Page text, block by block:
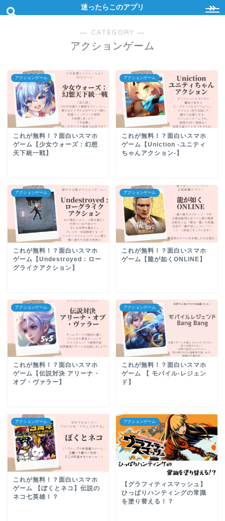
迷ったらこのアプリ
― CATEGORY ―
アクションゲーム
アクションゲーム
これが無料！？面白いスマホ
ゲーム【少女ウォーズ：幻想
天下統一戦】
アクションゲーム
これが無料！？面白いスマホ
ゲーム【Uniction -ユニティ
ちゃんアクション-】
アクションゲーム
これが無料！？面白いスマホ
ゲーム【Undestroyed : ロー
グライクアクション】
アクションゲーム
これが無料！？面白いスマホ
ゲーム【龍が如くONLINE】
アクションゲーム
これが無料！？面白いスマホ
ゲーム【伝説対決 アリーナ・
オブ・ヴァラー】
アクションゲーム
これが無料！？面白いスマホ
ゲーム 【 モバイル·レジェン
ド】
アクションゲーム
これが無料！？面白いスマホ
ゲーム 【ぼくとネコ】伝説の
ネコ七英雄！？
アクションゲーム
【グラフィティスマッシュ】
ひっぱりハンティングの常識
を塗り替える！？